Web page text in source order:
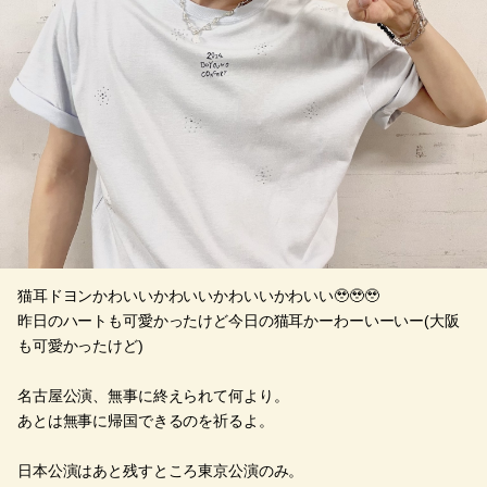
猫耳ドヨンかわいいかわいいかわいいかわいい🥹🥹🥹
昨日のハートも可愛かったけど今日の猫耳かーわーいーいー(大阪
も可愛かったけど)
名古屋公演、無事に終えられて何より。
あとは無事に帰国できるのを祈るよ。
日本公演はあと残すところ東京公演のみ。